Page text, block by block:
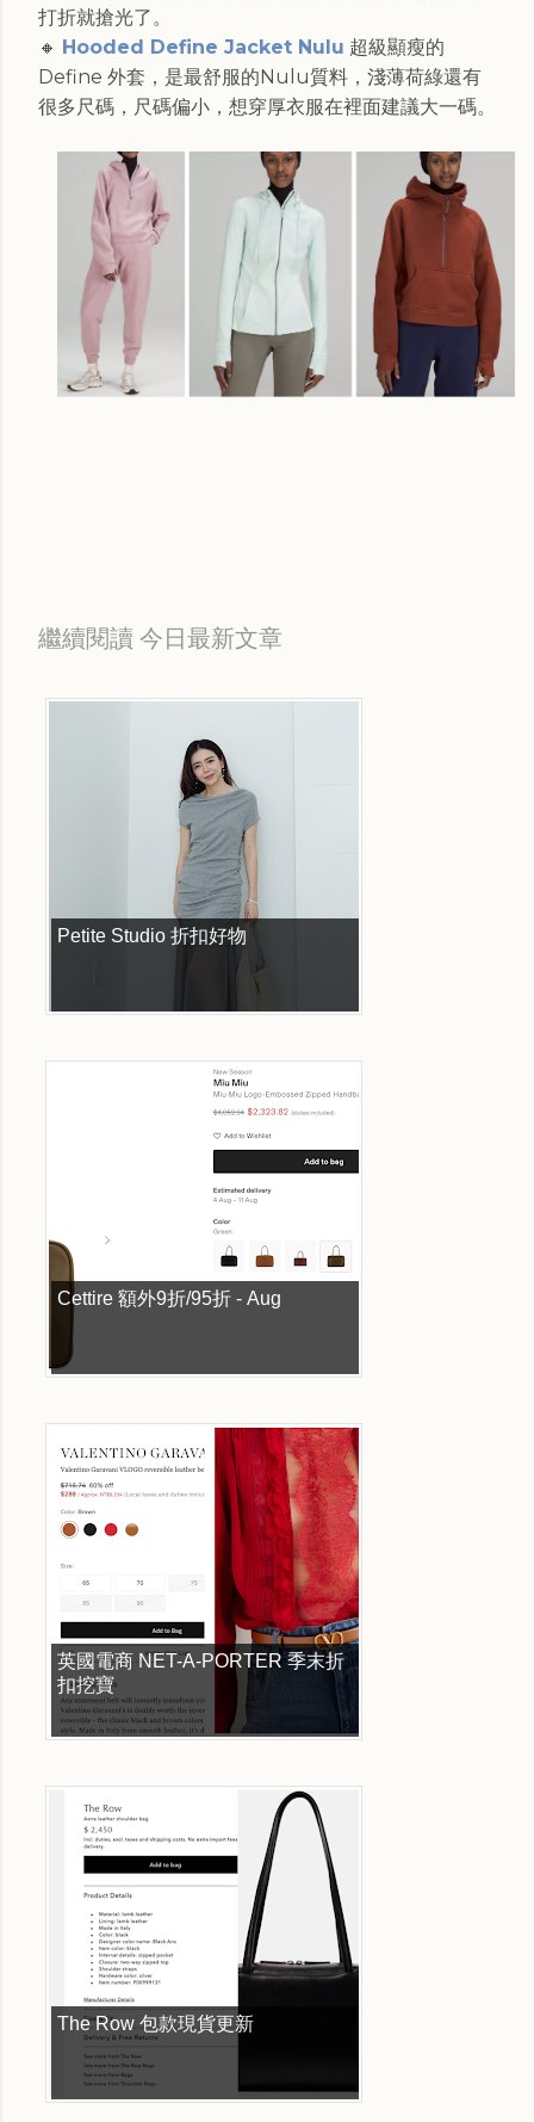
打折就搶光了。
🔸 Hooded Define Jacket Nulu 超級顯瘦的
Define 外套，是最舒服的Nulu質料，淺薄荷綠還有
很多尺碼，尺碼偏小，想穿厚衣服在裡面建議大一碼。
繼續閱讀 今日最新文章
Petite Studio 折扣好物
Cettire 額外9折/95折 - Aug
英國電商 NET-A-PORTER 季末折
扣挖寶
The Row 包款現貨更新